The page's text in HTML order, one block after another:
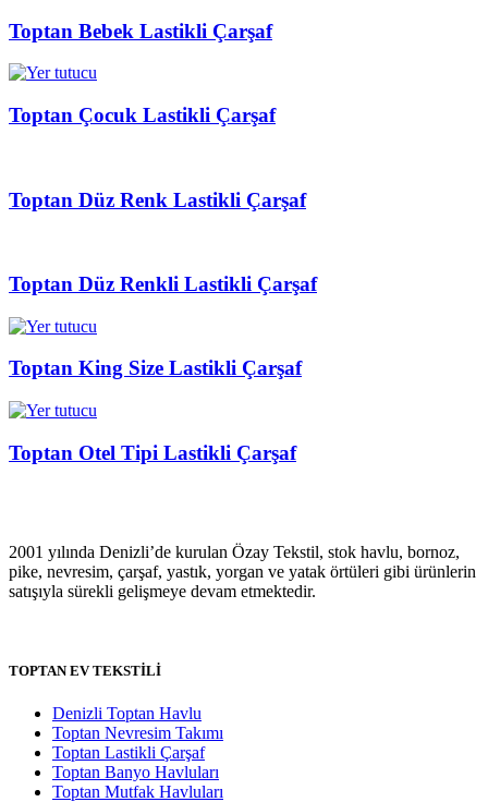
Toptan Bebek Lastikli Çarşaf
Toptan Çocuk Lastikli Çarşaf
Toptan Düz Renk Lastikli Çarşaf
Toptan Düz Renkli Lastikli Çarşaf
Toptan King Size Lastikli Çarşaf
Toptan Otel Tipi Lastikli Çarşaf
2001 yılında Denizli’de kurulan Özay Tekstil, stok havlu, bornoz,
pike, nevresim, çarşaf, yastık, yorgan ve yatak örtüleri gibi ürünlerin
satışıyla sürekli gelişmeye devam etmektedir.
TOPTAN EV TEKSTİLİ
Denizli Toptan Havlu
Toptan Nevresim Takımı
Toptan Lastikli Çarşaf
Toptan Banyo Havluları
Toptan Mutfak Havluları